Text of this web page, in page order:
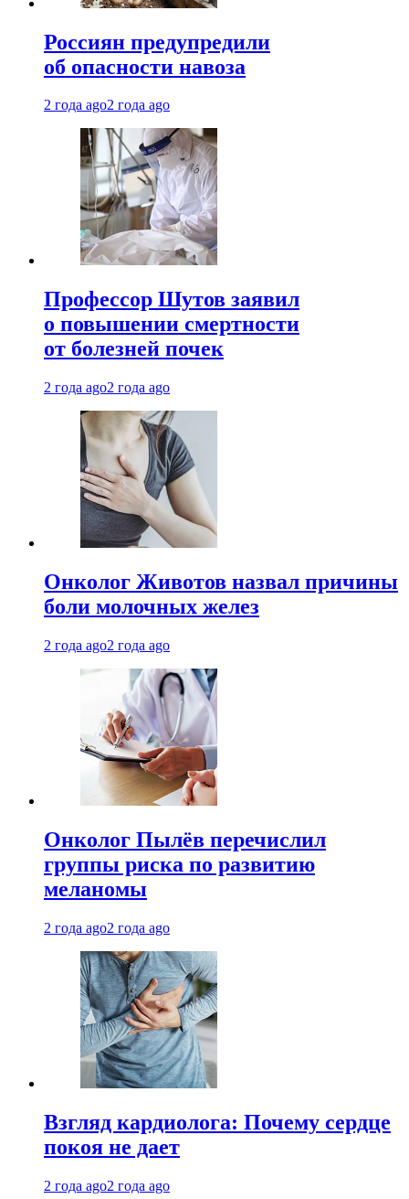
Россиян предупредили
об опасности навоза
2 года ago2 года ago
Профессор Шутов заявил
о повышении смертности
от болезней почек
2 года ago2 года ago
Онколог Животов назвал причины
боли молочных желез
2 года ago2 года ago
Онколог Пылёв перечислил
группы риска по развитию
меланомы
2 года ago2 года ago
Взгляд кардиолога: Почему сердце
покоя не дает
2 года ago2 года ago